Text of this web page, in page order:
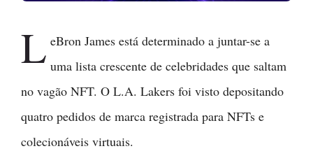
L eBron James está determinado a juntar-se a
uma lista crescente de celebridades que saltam
no vagão NFT. O L.A. Lakers foi visto depositando
quatro pedidos de marca registrada para NFTs e
colecionáveis virtuais.